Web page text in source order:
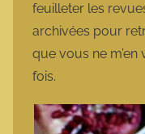
feuilleter les
archivées pour
que vous ne
fois.